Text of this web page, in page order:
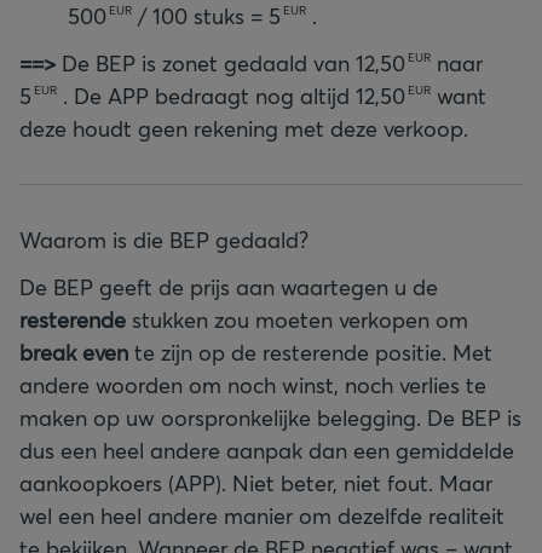
500 EUR / 100 stuks = 5 EUR .
==> De BEP is zonet gedaald van 12,50 EUR naar
5 EUR . De APP bedraagt nog altijd 12,50 EUR want
deze houdt geen rekening met deze verkoop.
Waarom is die BEP gedaald?
De BEP geeft de prijs aan waartegen u de
resterende stukken zou moeten verkopen om
break even te zijn op de resterende positie. Met
andere woorden om noch winst, noch verlies te
maken op uw oorspronkelijke belegging. De BEP is
dus een heel andere aanpak dan een gemiddelde
aankoopkoers (APP). Niet beter, niet fout. Maar
wel een heel andere manier om dezelfde realiteit